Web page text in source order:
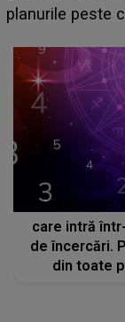
sa: "I-am spus
care intră
de încercări.
din toate